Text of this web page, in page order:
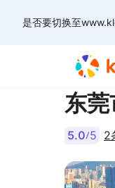
是否要切换至
东
5.0/5 2